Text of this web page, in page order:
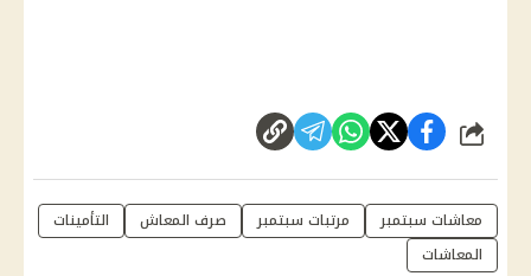
شارك
معاشات سبتمبر مرتبات سبتمبر صرف المعاش
التأمينات
المعاشات